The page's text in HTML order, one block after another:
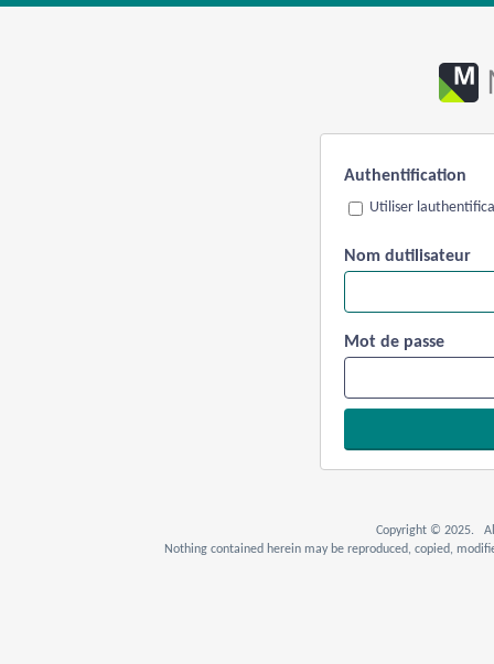
Authentification
Utiliser
Nom dutilisateur
Mot de passe
Copyright © 2025. All
Nothing contained herein may be reproduced, copied,